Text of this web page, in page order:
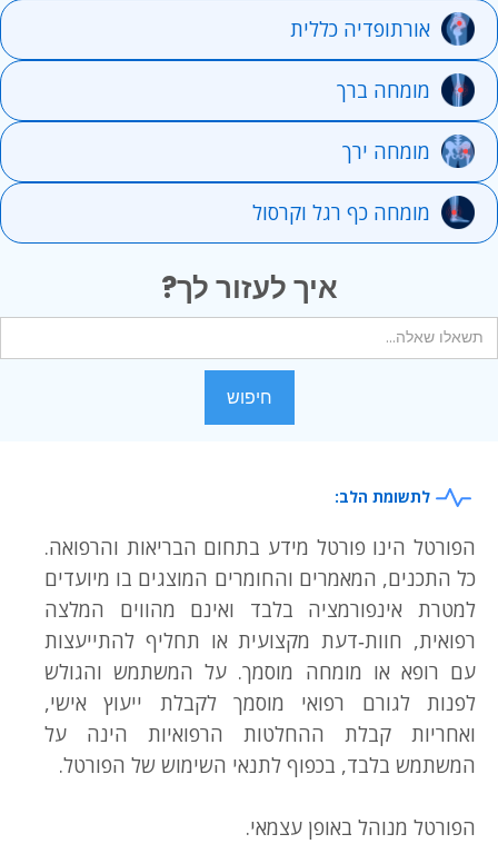
אורתופדיה כללית
מומחה ברך
מומחה ירך
מומחה כף רגל וקרסול
איך לעזור לך?
לתשומת הלב:
הפורטל הינו פורטל מידע בתחום הבריאות והרפואה.
כל התכנים, המאמרים והחומרים המוצגים בו מיועדים
למטרת אינפורמציה בלבד ואינם מהווים המלצה
רפואית, חוות‑דעת מקצועית או תחליף להתייעצות
עם רופא או מומחה מוסמך. על המשתמש והגולש
לפנות לגורם רפואי מוסמך לקבלת ייעוץ אישי,
ואחריות קבלת ההחלטות הרפואיות הינה על
המשתמש בלבד, בכפוף לתנאי השימוש של הפורטל.
הפורטל מנוהל באופן עצמאי.